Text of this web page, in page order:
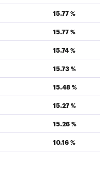
15.77 %
15.77 %
15.74 %
15.73 %
15.48 %
15.27 %
15.26 %
10.16 %